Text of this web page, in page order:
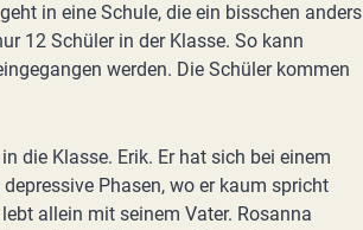
in eine Schule, die ein bisschen anders
12 Schüler in der Klasse. So kann
werden. Die Schüler kommen
die Klasse. Erik. Er hat sich bei einem
Phasen, wo er kaum spricht
allein mit seinem Vater. Rosanna